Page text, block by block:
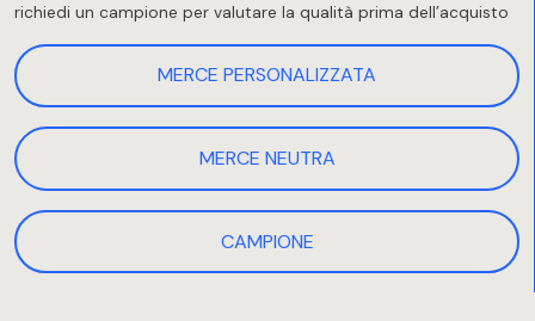
richiedi un campione per valutare la qualità prima dell’acquisto
MERCE PERSONALIZZATA
MERCE NEUTRA
CAMPIONE